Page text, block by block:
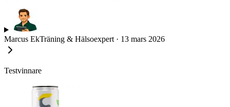
Marcus EkTräning & Hälsoexpert · 13 mars 2026
Testvinnare